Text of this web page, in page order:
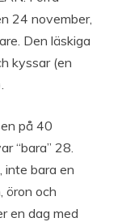
24 november,
Den läskiga
kyssar (en
på 40
“bara” 28.
inte bara en
öron och
en dag med